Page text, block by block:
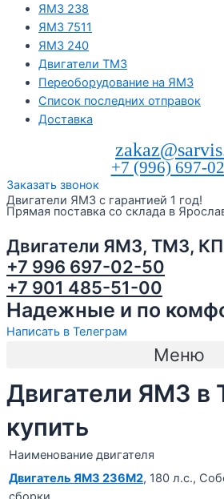
ЯМЗ 238
ЯМЗ 7511
ЯМЗ 240
Двигатели ТМЗ
Переоборудование на ЯМЗ
Список последних отправок
Доставка
+7 (996) 697-
Заказать звонок
Двигатели ЯМЗ с гарантией 1 год!
Прямая поставка со склада в
Двигатели ЯМЗ, ТМЗ,
+7 996 697-02-50
+7 901 485-51-00
Надежные и по
Написать в Телеграм
Меню
Двигатели ЯМЗ в
купить
Наименование двигателя
Двигатель ЯМЗ 236М2, 180 л.с.,